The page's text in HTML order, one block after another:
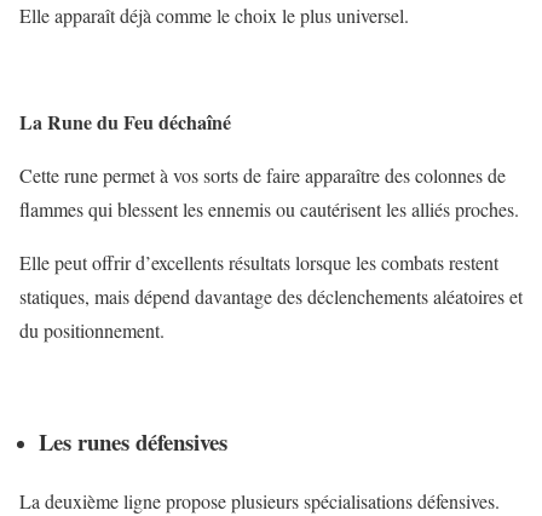
Elle apparaît déjà comme le choix le plus universel.
La Rune du Feu déchaîné
Cette rune permet à vos sorts de faire apparaître des colonnes de
flammes qui blessent les ennemis ou cautérisent les alliés proches.
Elle peut offrir d’excellents résultats lorsque les combats restent
statiques, mais dépend davantage des déclenchements aléatoires et
du positionnement.
Les runes défensives
La deuxième ligne propose plusieurs spécialisations défensives.